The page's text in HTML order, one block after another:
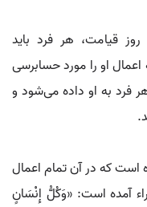
قیامت، هر فرد باید
او را مورد حسابرسی
فرد به او داده می‌شود و
است که در آن تمام اعمال
در آیه 13 سوره إسراء آمده است: «وَكُلُّ إِنْسَانٍ